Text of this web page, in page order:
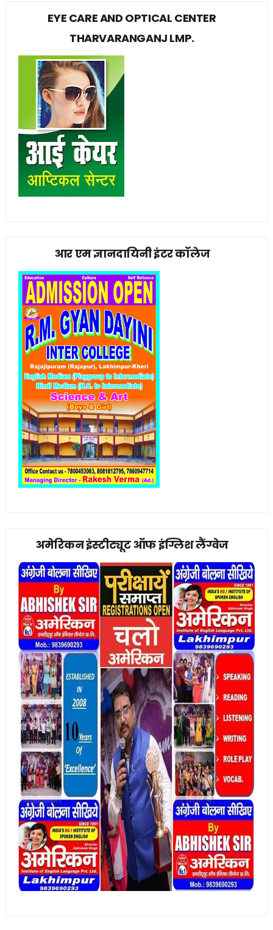
EYE CARE AND OPTICAL CENTER
THARVARANGANJ LMP.
आर एम ज्ञानदायिनी इंटर कॉलेज
अमेरिकन इंस्टीट्यूट ऑफ इंग्लिश लैंग्वेज